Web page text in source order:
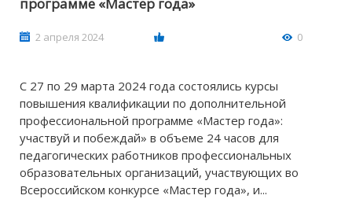
программе «Мастер года»
2 апреля 2024 0
С 27 по 29 марта 2024 года состоялись курсы
повышения квалификации по дополнительной
профессиональной программе «Мастер года»:
участвуй и побеждай» в объеме 24 часов для
педагогических работников профессиональных
образовательных организаций, участвующих во
Всероссийском конкурсе «Мастер года», и...